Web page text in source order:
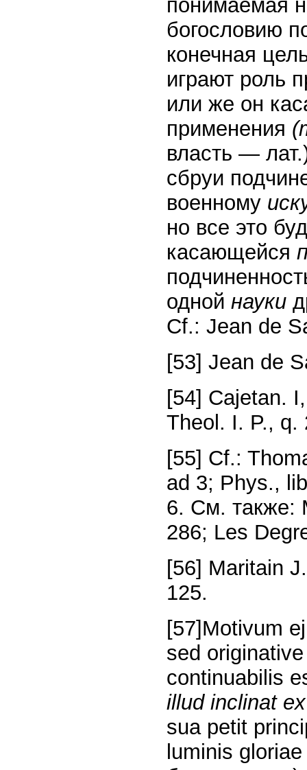
понимаемая
богословию
конечная
играют роль
или же он
применения
власть —
сбруи
военному
но все это
касающейся
одной науки
Cf.: Jean de
[53] Jean de
[54] Cajetan.
Theol. I. P., q.
[55] Cf.:
ad 3; Phys.,
6. См. также:
286; Les
[56] Maritain
125.
[57]Motivum
sed
continuabilis
illud inclinat
sua petit
luminis